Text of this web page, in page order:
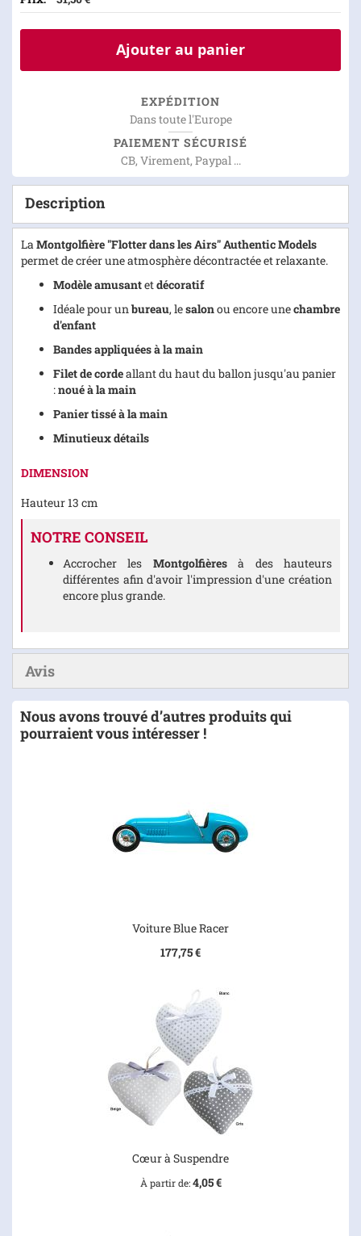
Ajouter au panier
EXPÉDITION
Dans toute l'Europe
PAIEMENT SÉCURISÉ
CB, Virement, Paypal ...
Description
LaMontgolfière "Flotter dans les Airs" Authentic Models
permet de créer une atmosphère décontractée et relaxante.
Modèle amusantetdécoratif
Idéale pour unbureau, lesalonou encore unechambre
d'enfant
Bandes appliquées à la main
Filet de cordeallant du haut du ballon jusqu'au panier
:noué à la main
Panier tissé à la main
Minutieux détails
DIMENSION
Hauteur 13 cm
NOTRE CONSEIL
Accrocher les Montgolfièresà des hauteurs
différentes afin d'avoir l'impression d'une création
encore plus grande.
Avis
Nous avons trouvé d’autres produits qui
pourraient vous intéresser !
Voiture Blue Racer
177,75 €
Cœur à Suspendre
À partir de 4,05 €